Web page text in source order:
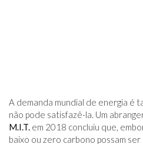
A demanda mundial de energia é
não pode satisfazê-la. Um
M.I.T. em 2018 concluiu que,
baixo ou zero carbono possam